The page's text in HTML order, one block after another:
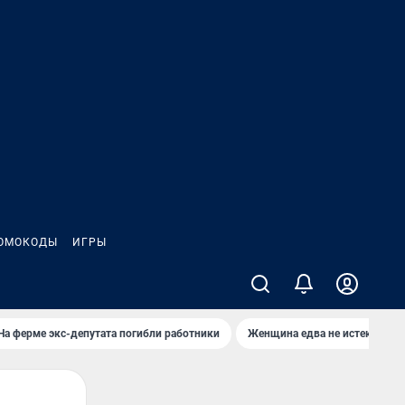
ИГРЫ
ферме экс-депутата погибли работники Женщина едва не истекла